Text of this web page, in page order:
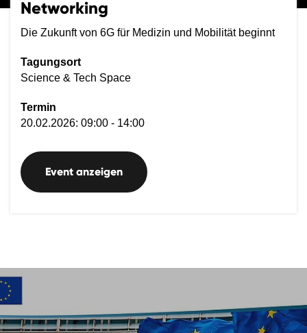
Networking
Die Zukunft von 6G für Medizin und Mobilität beginnt
Tagungsort
Science & Tech Space
Termin
20.02.2026: 09:00 - 14:00
Event anzeigen